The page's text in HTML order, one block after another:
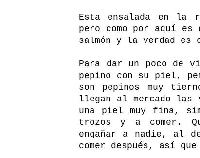
Esta ensalada en la
pero como por aquí
salmón y la verdad es
Para dar un poco de
pepino con su piel,
son pepinos muy
llegan al mercado las
una piel muy fina,
trozos y a comer.
engañar a nadie, al
comer después, así